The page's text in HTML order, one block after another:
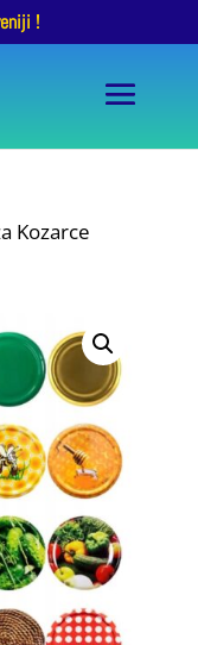
!
Kozarce